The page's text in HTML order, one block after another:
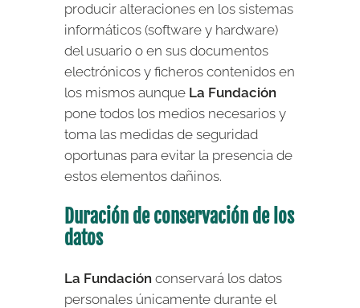
producir alteraciones en los sistemas
informáticos (software y hardware)
del usuario o en sus documentos
electrónicos y ficheros contenidos en
los mismos aunque La Fundación
pone todos los medios necesarios y
toma las medidas de seguridad
oportunas para evitar la presencia de
estos elementos dañinos.
Duración de conservación de los
datos
La Fundación conservará los datos
personales únicamente durante el